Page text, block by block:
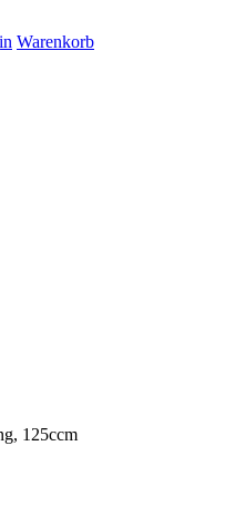
Warenkorb
125ccm